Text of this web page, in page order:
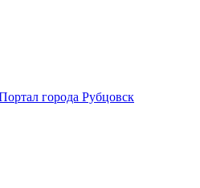
города Рубцовск